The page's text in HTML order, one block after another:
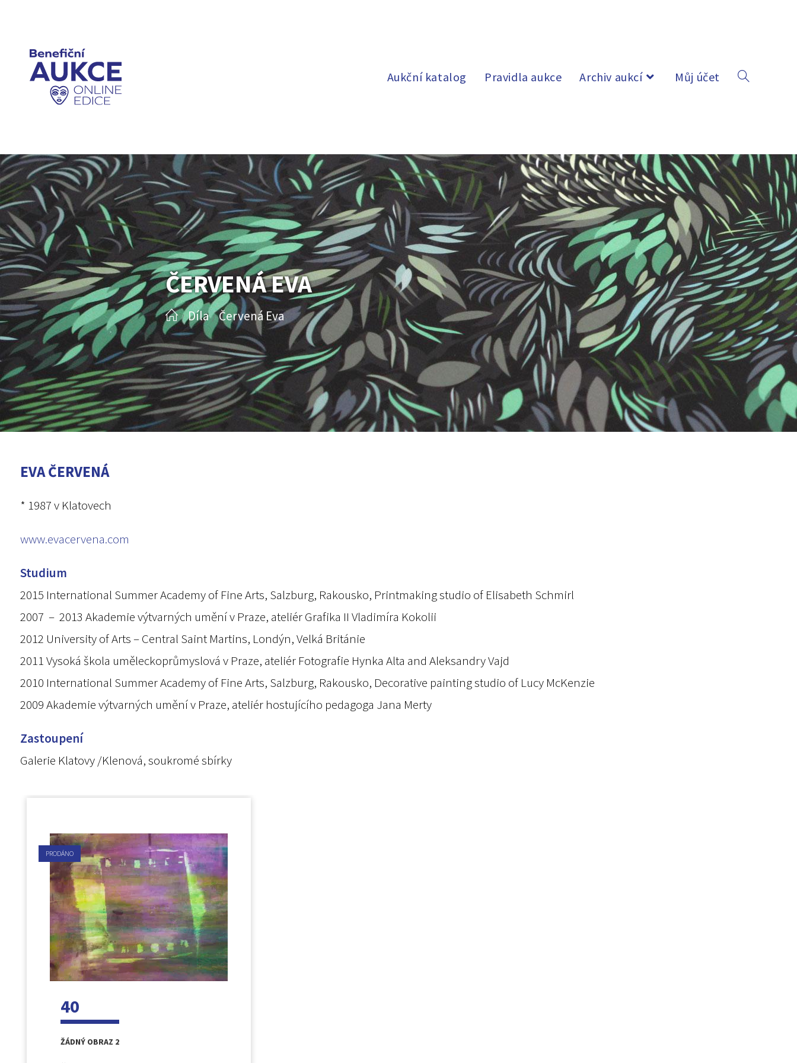
Aukční katalog Pravidla aukce Archiv aukcí Můj účet
ČERVENÁ EVA
/ Díla / Červená Eva
EVA ČERVENÁ
* 1987 v Klatovech
www.evacervena.com
Studium
2015 International Summer Academy of Fine Arts, Salzburg, Rakousko, Printmaking studio of Elisabeth Schmirl
2007 – 2013 Akademie výtvarných umění v Praze, ateliér Grafika II Vladimíra Kokolii
2012 University of Arts – Central Saint Martins, Londýn, Velká Británie
2011 Vysoká škola uměleckoprůmyslová v Praze, ateliér Fotografie Hynka Alta and Aleksandry Vajd
2010 International Summer Academy of Fine Arts, Salzburg, Rakousko, Decorative painting studio of Lucy McKenzie
2009 Akademie výtvarných umění v Praze, ateliér hostujícího pedagoga Jana Merty
Zastoupení
Galerie Klatovy /Klenová, soukromé sbírky
PRODÁNO
40
ŽÁDNÝ OBRAZ 2